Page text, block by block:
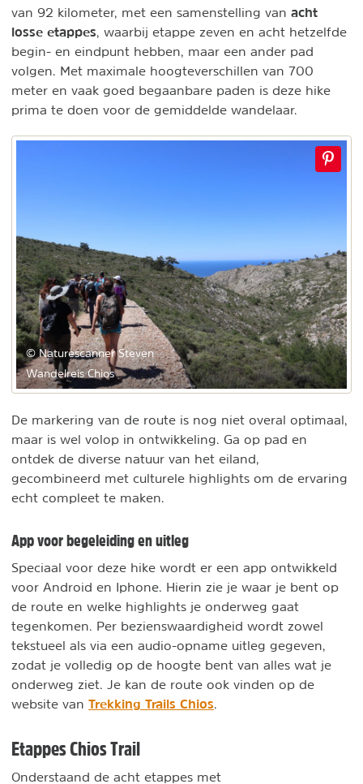
van 92 kilometer, met een samenstelling van acht
losse etappes , waarbij etappe zeven en acht hetzelfde
begin- en eindpunt hebben, maar een ander pad
volgen. Met maximale hoogteverschillen van 700
meter en vaak goed begaanbare paden is deze hike
prima te doen voor de gemiddelde wandelaar.
© Naturescanner Steven
Wandelreis Chios
De markering van de route is nog niet overal optimaal,
maar is wel volop in ontwikkeling. Ga op pad en
ontdek de diverse natuur van het eiland,
gecombineerd met culturele highlights om de ervaring
echt compleet te maken.
App voor begeleiding en uitleg
Speciaal voor deze hike wordt er een app ontwikkeld
voor Android en Iphone. Hierin zie je waar je bent op
de route en welke highlights je onderweg gaat
tegenkomen. Per bezienswaardigheid wordt zowel
tekstueel als via een audio-opname uitleg gegeven,
zodat je volledig op de hoogte bent van alles wat je
onderweg ziet. Je kan de route ook vinden op de
website van Trekking Trails Chios
Etappes Chios Trail
Onderstaand de acht etappes met